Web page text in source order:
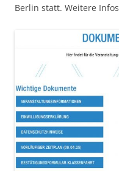
Berlin statt. Weitere Infos